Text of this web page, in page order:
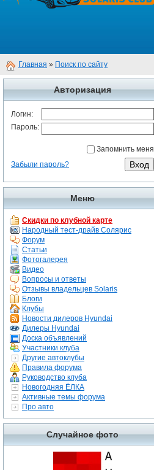
Главная » Поиск по сайту
Авторизация
Логин:
Пароль:
Запомнить меня
Забыли пароль?
Меню
Скидки по клубной карте
Народный тест-драйв Солярис
Форум
Статьи
Фотогалерея
Видео
Вопросы и ответы
Отзывы владельцев Solaris
Блоги
Клубы
Новости дилеров Hyundai
Дилеры Hyundai
Доска объявлений
Участники клуба
Другие автоклубы
Правила форума
Руководство клуба
Новогодняя ЁЛКА
Активные темы форума
Про авто
Случайное фото